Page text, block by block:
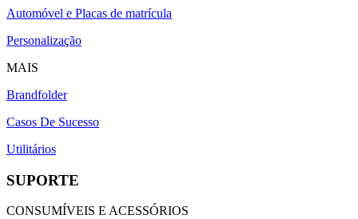
Automóvel e Placas de matrícula
Personalização
MAIS
Brandfolder
Casos De Sucesso
Utilitários
SUPORTE
CONSUMÍVEIS E ACESSÓRIOS